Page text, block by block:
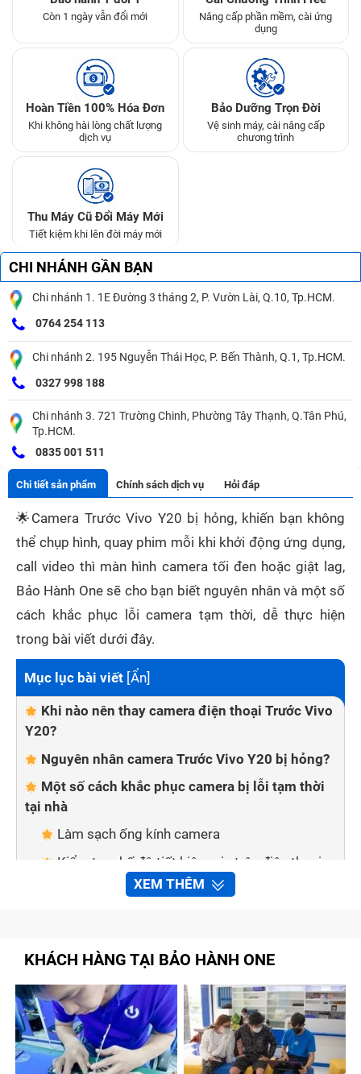
Còn 1 ngày vẫn đổi mới
Nâng cấp phần mềm, cài ứng
dụng
Hoàn Tiền 100% Hóa Đơn
Khi không hài lòng chất lượng
dịch vụ
Bảo Dưỡng Trọn Đời
Vệ sinh máy, cài nâng cấp
chương trình
Thu Máy Cũ Đổi Máy Mới
Tiết kiệm khi lên đời máy mới
CHI NHÁNH GẦN BẠN
Chi nhánh 1. 1E Đường 3 tháng 2, P. Vườn Lài, Q.10, Tp.HCM.
0764 254 113
Chi nhánh 2. 195 Nguyễn Thái Học, P. Bến Thành, Q.1, Tp.HCM.
0327 998 188
Chi nhánh 3. 721 Trường Chinh, Phường Tây Thạnh, Q.Tân Phú,
Tp.HCM.
0835 001 511
Chi tiết sản phẩm Chính sách dịch vụ Hỏi đáp
🌟 Camera Trước Vivo Y20 bị hỏng, khiến bạn không
thể chụp hình, quay phim mỗi khi khởi động ứng dụng,
call video thì màn hình camera tối đen hoặc giật lag,
Bảo Hành One sẽ cho bạn biết nguyên nhân và một số
cách khắc phục lỗi camera tạm thời, dễ thực hiện
trong bài viết dưới đây.
Mục lục bài viết [Ẩn]
Khi nào nên thay camera điện thoại Trước Vivo
Y20?
Nguyên nhân camera Trước Vivo Y20 bị hỏng?
Một số cách khắc phục camera bị lỗi tạm thời
tại nhà
Làm sạch ống kính camera
Kiểm tra chế độ tiết kiệm pin trên điện thoại
Kiểm tra thẻ nhớ của máy
Thay camera Trước Vivo Y20 chất lượng cao tại
Bảo Hành One
Quy trình sửa chữa, thay camera Trước Vivo
Y20 tại Bảo Hành One
Cam kết với khách hàng khi thay camera điện
XEM THÊM
KHÁCH HÀNG TẠI BẢO HÀNH ONE